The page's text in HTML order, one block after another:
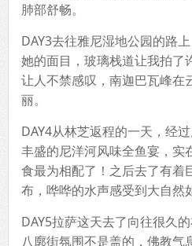
肺部舒畅。
DAY3去往雅尼湿地公园的路
她的面目，玻璃栈道让我拍了
让人不禁感叹，南迦巴瓦峰在
丽。
DAY4从林芝返程的一天，经
丰盛的尼洋河风味全鱼宴，实
食最为相配了！之后去了有着
布，哗哗的水声感受到大自然
DAY5拉萨这天去了向往很久
八廓街氛围不是盖的，佛教气